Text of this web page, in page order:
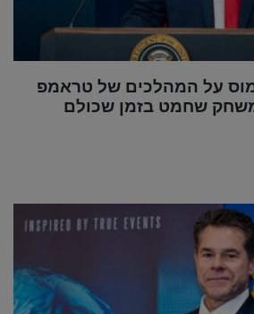
על המהלכים של טראמפ
שחמט בזמן שכולם